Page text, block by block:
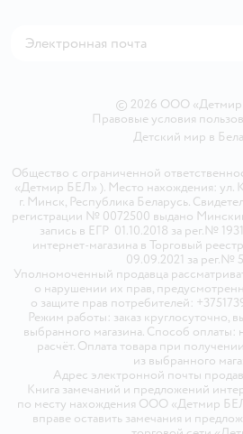
© 2026 ООО
Правовые условия
Детский мир в
Общество с ограниченной
«Детмир БЕЛ» ). Место нахождения: ул.
г. Минск, Республика Беларусь.
регистрации № 0072500 выдано
запись в ЕГР 01.10.2018 за рег.№
интернет-магазина в Торговый
09.09.2021 за рег.№
Уполномоченный продавца
о нарушении их прав,
о защите прав потребителей:
Режим работы: заказ круглосуточно,
выбранного магазина. Способ
расчёт. Оплата товара при
из выбранного
Адрес электронной почты
Книга замечаний и предложений
по месту нахождения ООО «Детмир
вправе оставить замечания и